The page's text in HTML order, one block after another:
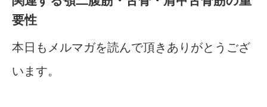
要性
本日もメルマガを読んで頂きありがとうござ
います。